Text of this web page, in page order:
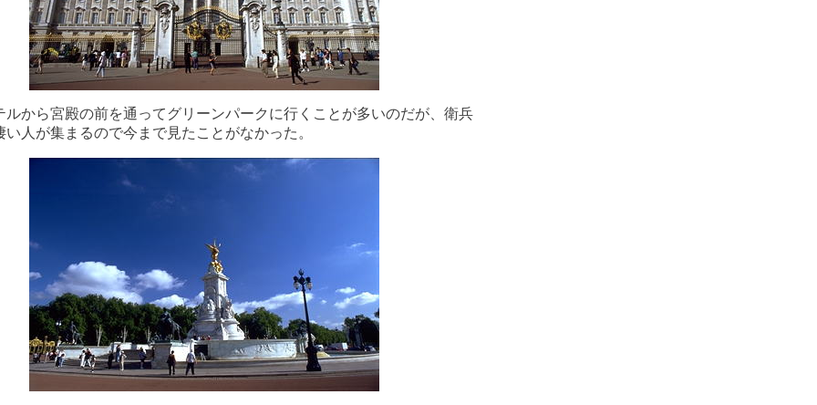
ルから宮殿の前を通ってグリーンパークに行くことが多いのだが、衛兵
い人が集まるので今まで見たことがなかった。